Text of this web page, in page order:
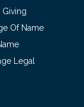
Giving
Of Name
Legal